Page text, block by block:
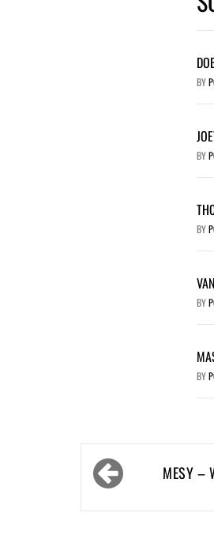
BY
BY
BY
BY
BY
Bericht
navigatieMESY –